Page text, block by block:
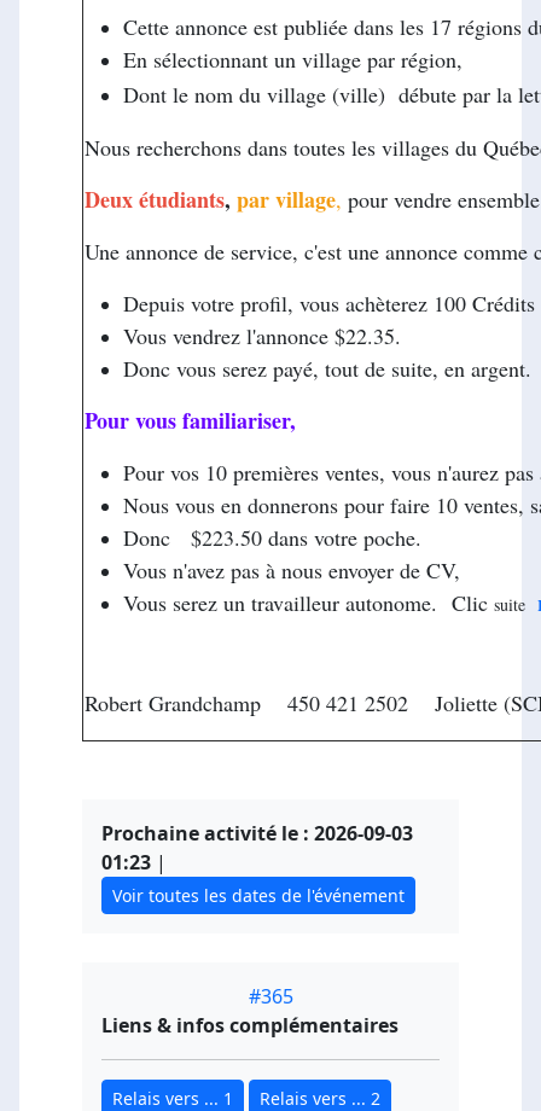
Cette annonce est publiée dans les 17 régions
En sélectionnant un village par région,
Dont le nom du village (ville) débute par la
Nous recherchons dans toutes les villages du
Deux étudiants, par village, pour vendre
Une annonce de service, c'est une annonce comme
Depuis votre profil, vous achèterez 100
Vous vendrez l'annonce $22.35.
Donc vous serez payé, tout de suite, en argent.
Pour vous familiariser,
Pour vos 10 premières ventes, vous n'aurez
Nous vous en donnerons pour faire 10 ventes,
Donc $223.50 dans votre poche.
Vous n'avez pas à nous envoyer de CV,
Vous serez un travailleur autonome. Clic suite
Robert Grandchamp 450 421 2502 Joliette
Prochaine activité le : 2026-09-03
01:23 |
Voir toutes les dates de l'événement
#365
Liens & infos complémentaires
Relais vers ... 1 Relais vers ... 2